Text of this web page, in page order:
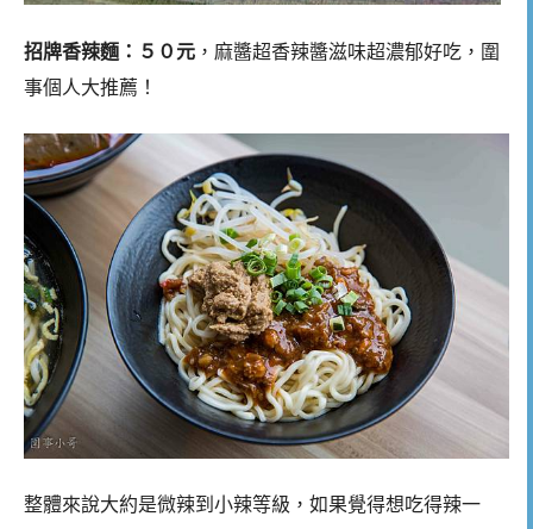
招牌香辣麵：５０元 ，麻醬超香辣醬滋味超濃郁好吃，圍
事個人大推薦！
整體來說大約是微辣到小辣等級，如果覺得想吃得辣一